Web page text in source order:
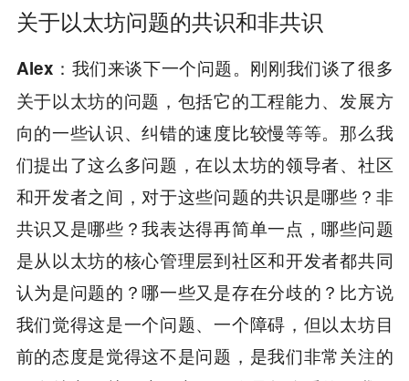
关于以太坊问题的共识和非共识
Alex： 我们来谈下一个问题。刚刚我们谈了很多
关于以太坊的问题，包括它的工程能力、发展方
向的一些认识、纠错的速度比较慢等等。那么我
们提出了这么多问题，在以太坊的领导者、社区
和开发者之间，对于这些问题的共识是哪些？非
共识又是哪些？我表达得再简单一点，哪些问题
是从以太坊的核心管理层到社区和开发者都共同
认为是问题的？哪一些又是存在分歧的？比方说
我们觉得这是一个问题、一个障碍，但以太坊目
前的态度是觉得这不是问题，是我们非常关注的